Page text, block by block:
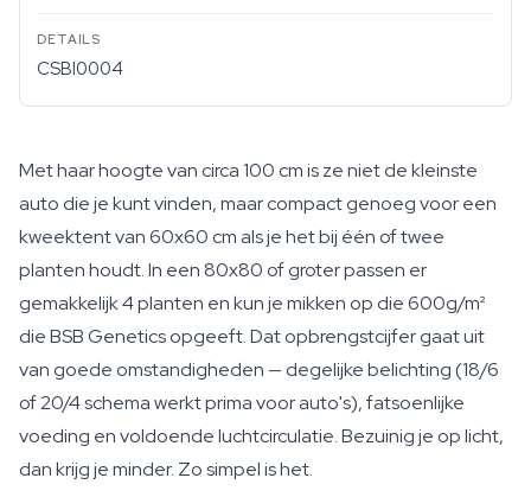
CSBI0004
Met haar hoogte van circa 100 cm is ze niet de kleinste
auto die je kunt vinden, maar compact genoeg voor een
kweektent van 60x60 cm als je het bij één of twee
planten houdt. In een 80x80 of groter passen er
gemakkelijk 4 planten en kun je mikken op die 600g/m²
die BSB Genetics opgeeft. Dat opbrengstcijfer gaat uit
van goede omstandigheden — degelijke belichting (18/6
of 20/4 schema werkt prima voor auto's), fatsoenlijke
voeding en voldoende luchtcirculatie. Bezuinig je op licht,
dan krijg je minder. Zo simpel is het.